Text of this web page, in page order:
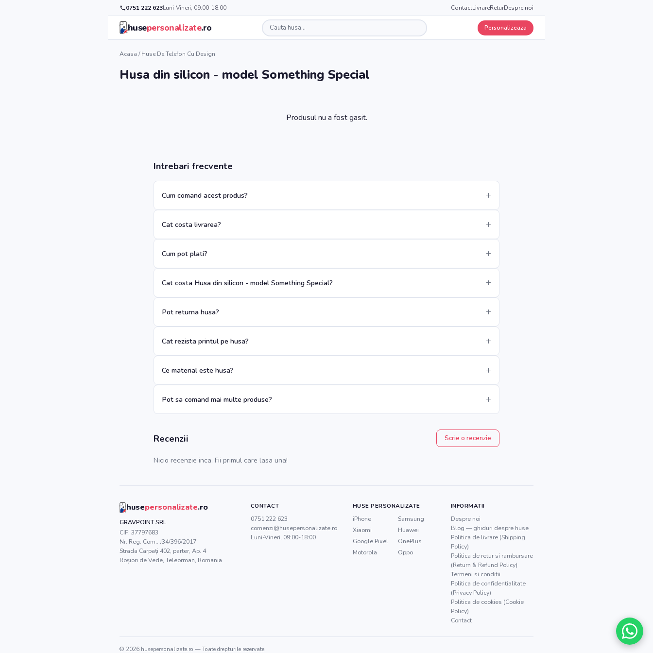
0751 222 623Luni-Vineri, 09:00-18:00 ContactLivrareReturDespre noi
husepersonalizate.ro Personalizeaza
Acasa /Huse De Telefon Cu Design
Husa din silicon - model Something Special
Produsul nu a fost gasit.
Intrebari frecvente
Cum comand acest produs?
Cat costa livrarea?
Cum pot plati?
Cat costa Husa din silicon - model Something Special?
Pot returna husa?
Cat rezista printul pe husa?
Ce material este husa?
Pot sa comand mai multe produse?
Recenzii Scrie o recenzie
Nicio recenzie inca. Fii primul care lasa una!
husepersonalizate.ro
GRAVPOINT SRL
CIF: 37797683
Nr. Reg. Com.: J34/396/2017
Strada Carpați 402, parter, Ap. 4
Roșiori de Vede,Teleorman, Romania
CONTACT
0751 222 623
comenzi@husepersonalizate.ro
Luni-Vineri, 09:00-18:00
HUSE PERSONALIZATE
iPhone
Samsung
Xiaomi
Huawei
Google Pixel
OnePlus
Motorola
Oppo
INFORMATII
Despre noi
Blog — ghiduri despre huse
Politica de livrare (Shipping
Policy)
Politica de retur si rambursare
(Return & Refund Policy)
Termeni si conditii
Politica de confidentialitate
(Privacy Policy)
Politica de cookies (Cookie
Policy)
Contact
© 2026 husepersonalizate.ro — Toate drepturile rezervate